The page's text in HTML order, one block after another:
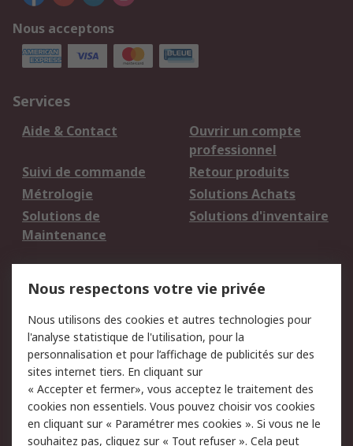
Nous acceptons
Services
Aide & Contact
Ouvrir un compte
professionnel
Suivi de commande
Retour produits
Métrologie
Solutions Achats
Solutions de
Maintenance
Solutions d'inventaire
du site
Politique de protection
des données - Mise à
jour
Sécurité des E-mails
Conditions générales
de vente
Politique anti-
corruption
Nous respectons votre vie privée
Nous utilisons des cookies et autres technologies pour
l'analyse statistique de l'utilisation, pour la
personnalisation et pour l’affichage de publicités sur des
sites internet tiers. En cliquant sur
« Accepter et fermer», vous acceptez le traitement des
cookies non essentiels. Vous pouvez choisir vos cookies
en cliquant sur « Paramétrer mes cookies ». Si vous ne le
souhaitez pas, cliquez sur « Tout refuser ». Cela peut